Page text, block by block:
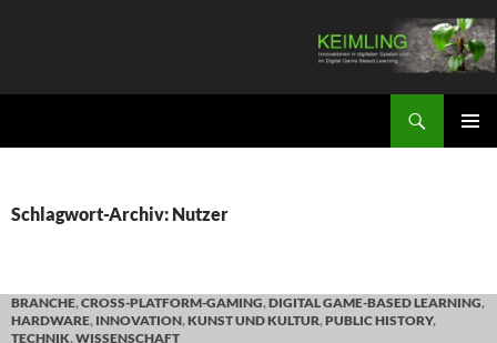
Schlagwort-Archiv: Nutzer
BRANCHE,CROSS-PLATFORM-GAMING,DIGITAL GAME-BASED LEARNING,
HARDWARE, INNOVATION,KUNST UND KULTUR,PUBLIC HISTORY,
TECHNIK,WISSENSCHAFT